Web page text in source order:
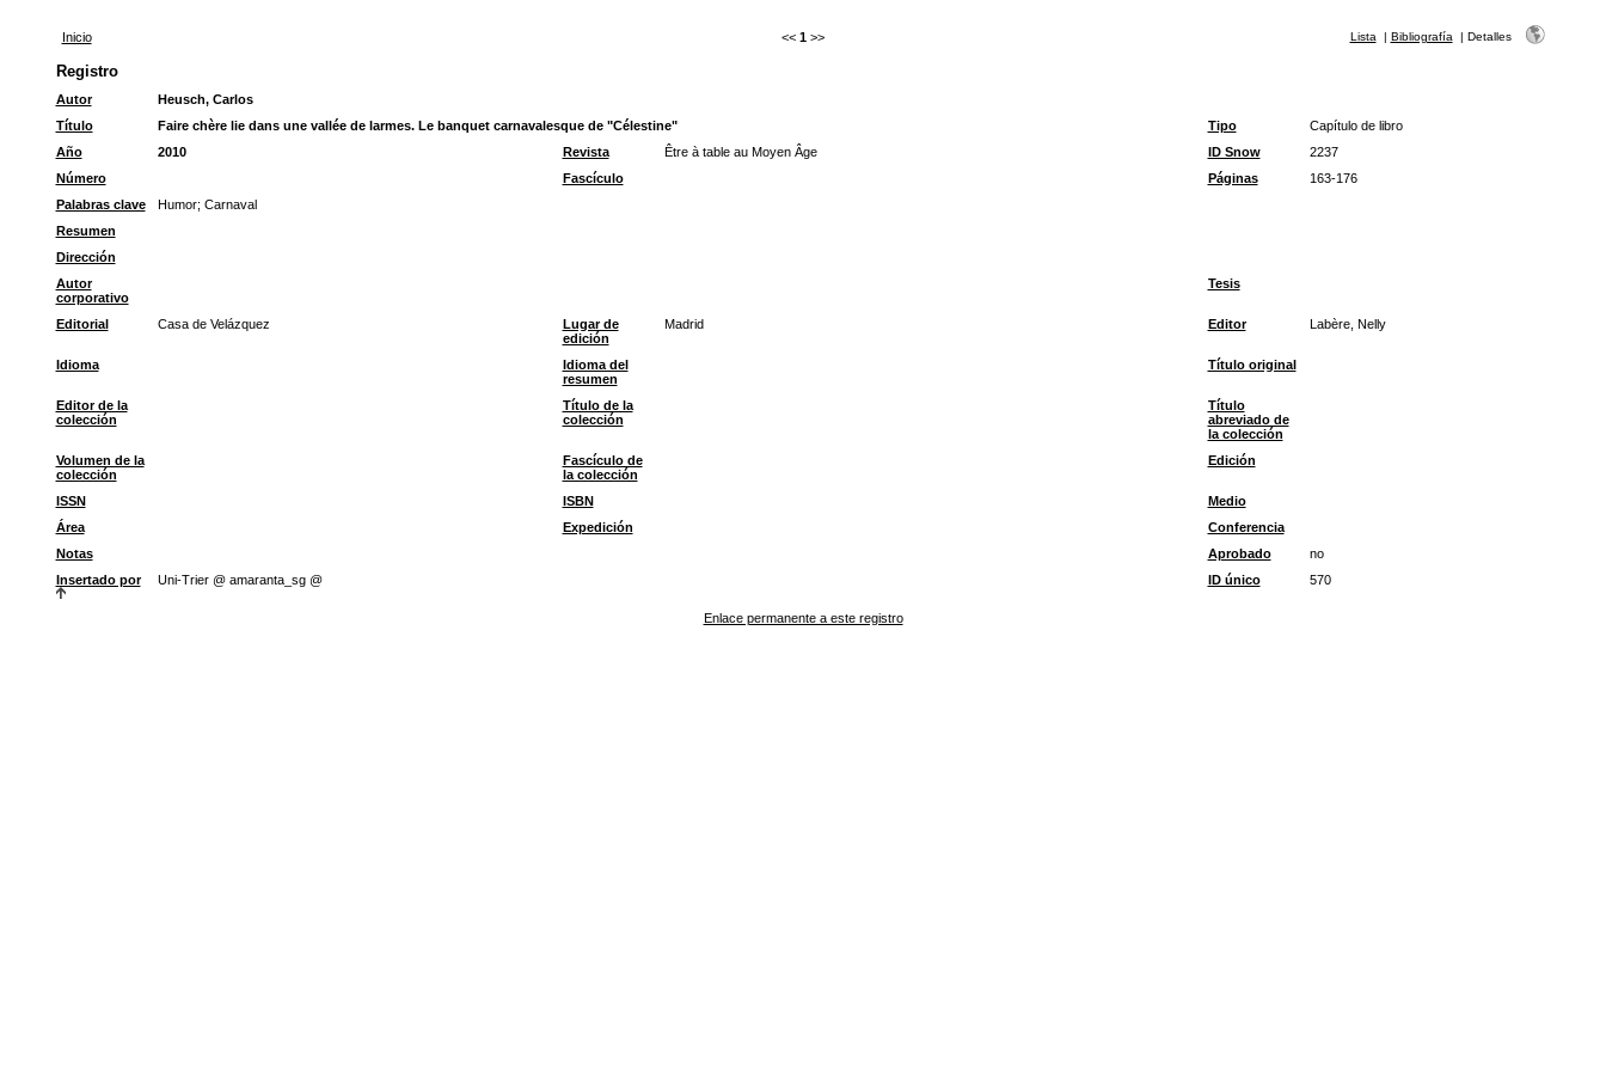
Inicio << 1 >> Lista | Bibliografía | Detalles
Registro
Autor
Heusch, Carlos
Título
Faire chère lie dans une vallée de larmes. Le banquet carnavalesque de "Célestine" Tipo
Capítulo de libro
Año
2010 Revista Être à table au Moyen Âge ID Snow
2237
Número
Fascículo Páginas
163-176
Palabras clave
Humor; Carnaval
Resumen
Dirección
Autor
corporativo
Tesis
Editorial Casa de Velázquez
Lugar de
edición
Madrid Editor Labère, Nelly
Idioma
Idioma del
resumen
Título original
Editor de la
colección
Título de la
colección
Título
abreviado de
la colección
Volumen de la
colección
Fascículo de
la colección
Edición
ISSN ISBN
Medio
Área
Expedición
Conferencia
Notas
Aprobado
no
Insertado por
Uni-Trier @ amaranta_sg @ ID único 570
Enlace permanente a este registro